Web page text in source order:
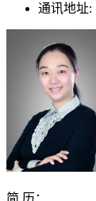
通讯地址:
简 历：